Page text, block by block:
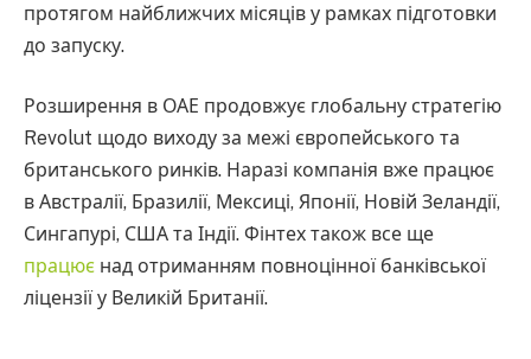
протягом найближчих місяців у рамках підготовки
до запуску.
Розширення в ОАЕ продовжує глобальну стратегію
Revolut щодо виходу за межі європейського та
британського ринків. Наразі компанія вже працює
в Австралії, Бразилії, Мексиці, Японії, Новій Зеландії,
Сингапурі, США та Індії. Фінтех також все ще
працює над отриманням повноцінної банківської
ліцензії у Великій Британії.